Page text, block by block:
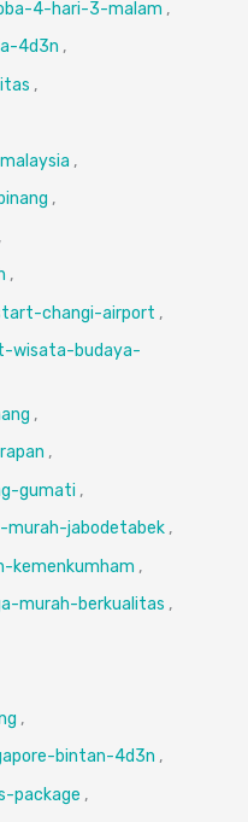
4-hari-3-malam ,
4d3n ,
,
,
,
,
,
changi-airport ,
wisata-budaya-
,
,
gumati ,
jabodetabek,
kemenkumham ,
murah-berkualitas ,
,
bintan-4d3n ,
package ,